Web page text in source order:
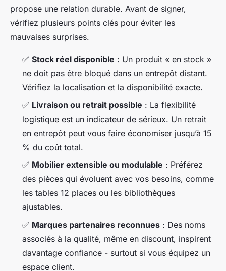
propose une relation durable. Avant de signer,
vérifiez plusieurs points clés pour éviter les
mauvaises surprises.
✅ Stock réel disponible : Un produit « en stock »
ne doit pas être bloqué dans un entrepôt distant.
Vérifiez la localisation et la disponibilité exacte.
✅ Livraison ou retrait possible : La flexibilité
logistique est un indicateur de sérieux. Un retrait
en entrepôt peut vous faire économiser jusqu’à 15
% du coût total.
✅ Mobilier extensible ou modulable : Préférez
des pièces qui évoluent avec vos besoins, comme
les tables 12 places ou les bibliothèques
ajustables.
✅ Marques partenaires reconnues : Des noms
associés à la qualité, même en discount, inspirent
davantage confiance - surtout si vous équipez un
espace client.